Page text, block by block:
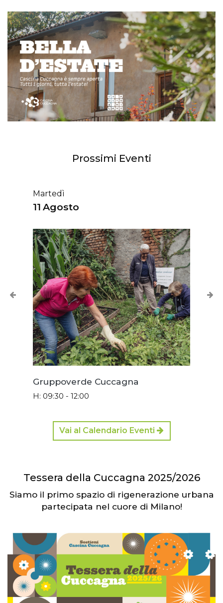
Prossimi Eventi
Martedì
11 Agosto
Gruppoverde Cuccagna
H: 09:30 - 12:00
Vai al Calendario Eventi
Tessera della Cuccagna 2025/2026
Siamo il primo spazio di rigenerazione urbana
partecipata nel cuore di Milano!